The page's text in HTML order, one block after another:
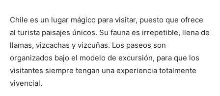
Chile es un lugar mágico para visitar, puesto que ofrece
al turista paisajes únicos. Su fauna es irrepetible, llena de
llamas, vizcachas y vizcuñas. Los paseos son
organizados bajo el modelo de excursión, para que los
visitantes siempre tengan una experiencia totalmente
vivencial.